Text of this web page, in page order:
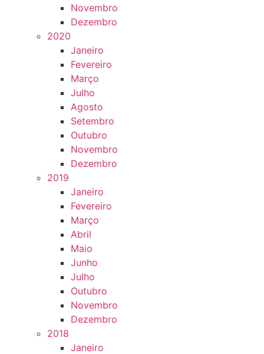
Novembro
Dezembro
2020
Janeiro
Fevereiro
Março
Julho
Agosto
Setembro
Outubro
Novembro
Dezembro
2019
Janeiro
Fevereiro
Março
Abril
Maio
Junho
Julho
Outubro
Novembro
Dezembro
2018
Janeiro